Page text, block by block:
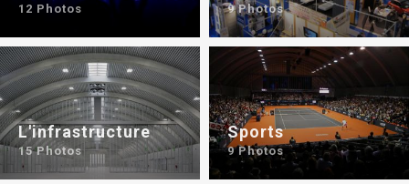
12 Photos 9 Photos
L'infrastructure
15 Photos
Sports
9 Photos